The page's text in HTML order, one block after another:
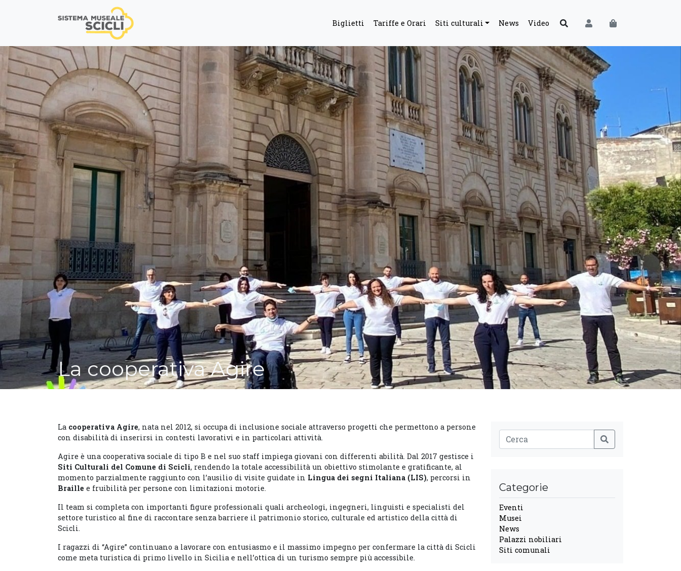
Biglietti Tariffe e Orari Siti culturali News Video
La cooperativa Agire
La cooperativa Agire, nata nel 2012, si occupa di inclusione sociale attraverso progetti che permettono a persone
con disabilità di inserirsi in contesti lavorativi e in particolari attività.
Agire è una cooperativa sociale di tipo B e nel suo staff impiega giovani con differenti abilità. Dal 2017 gestisce i
Siti Culturali del Comune di Scicli, rendendo la totale accessibilità un obiettivo stimolante e gratificante, al
momento parzialmente raggiunto con l’ausilio di visite guidate in Lingua dei segni Italiana (LIS), percorsi in
Braille e fruibilità per persone con limitazioni motorie.
Il team si completa con importanti figure professionali quali archeologi, ingegneri, linguisti e specialisti del
settore turistico al fine di raccontare senza barriere il patrimonio storico, culturale ed artistico della città di
Scicli.
I ragazzi di “Agire” continuano a lavorare con entusiasmo e il massimo impegno per confermare la città di Scicli
come meta turistica di primo livello in Sicilia e nell’ottica di un turismo sempre più accessibile.
Categorie
Eventi
Musei
News
Palazzi nobiliari
Siti comunali